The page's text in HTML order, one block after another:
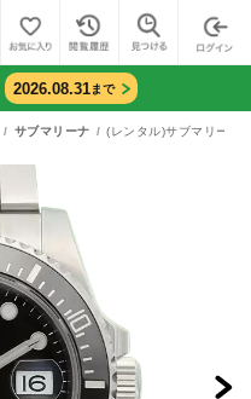
2026.08.31まで
サブマリーナ (レンタル)サブマリーナ